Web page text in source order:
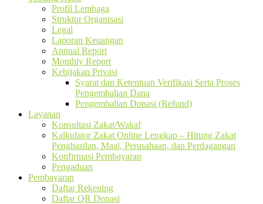
Profil Lembaga
Struktur Organisasi
Legal
Laporan Keuangan
Annual Report
Monthly Report
Kebijakan Privasi
Syarat dan Ketentuan Verifikasi Serta Proses
Pengembalian Dana
Pengembalian Donasi (Refund)
Layanan
Konsultasi Zakat/Wakaf
Kalkulator Zakat Online Lengkap – Hitung Zakat
Penghasilan, Maal, Perusahaan, dan Perdagangan
Konfirmasi Pembayaran
Pengaduan
Pembayaran
Daftar Rekening
Daftar QR Donasi